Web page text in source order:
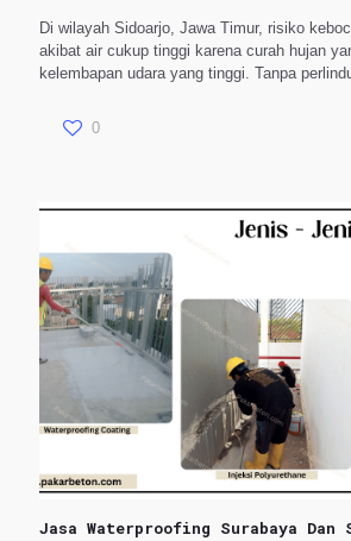
Di wilayah Sidoarjo, Jawa Timur, risiko
akibat air cukup tinggi karena curah hujan
kelembapan udara yang tinggi. Tanpa
0
Jasa Waterproofing Surabaya Dan